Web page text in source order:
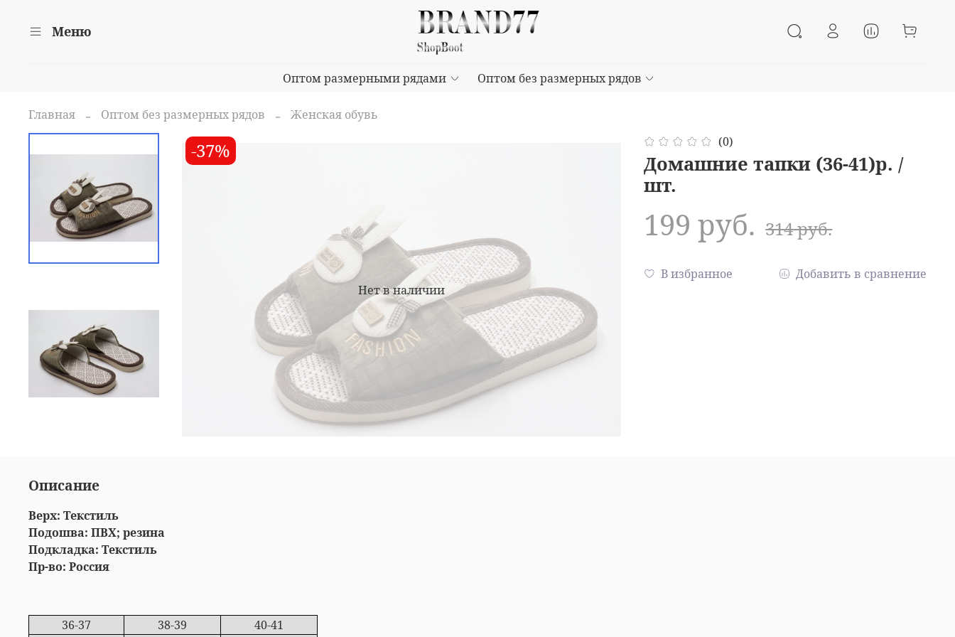
Меню
Оптом размерными рядами Оптом без размерных рядов
Главная Оптом без размерных рядов Женская обувь
Нет в наличии
-37% (0)
Домашние тапки (36-41)р. /
шт.
199 руб. 314 руб.
В избранное Добавить в сравнение
Описание
Верх: Текстиль
Подошва: ПВХ; резина
Подкладка: Текстиль
Пр-во: Россия
36-37 38-39
40-41